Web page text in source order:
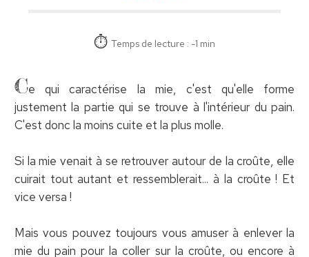
Temps de lecture : -1 min
Ce qui caractérise la mie, c'est qu'elle forme
justement la partie qui se trouve à l'intérieur du pain.
C'est donc la moins cuite et la plus molle.
Si la mie venait à se retrouver autour de la croûte, elle
cuirait tout autant et ressemblerait... à la croûte ! Et
vice versa !
Mais vous pouvez toujours vous amuser à enlever la
mie du pain pour la coller sur la croûte, ou encore à